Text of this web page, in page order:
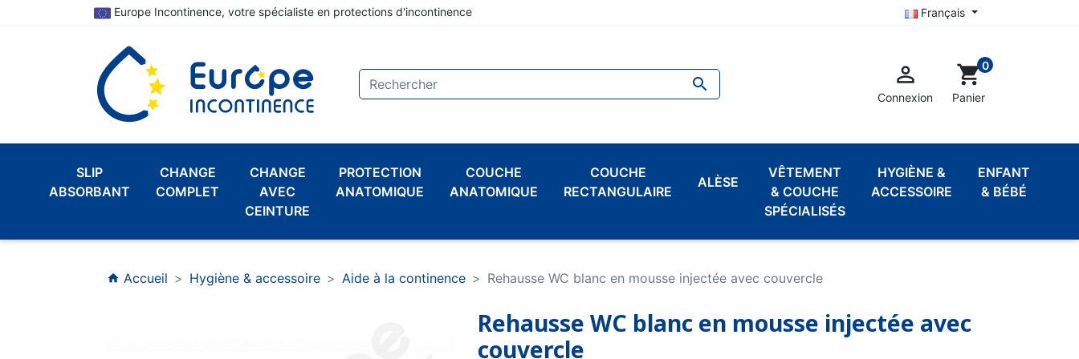
Europe Incontinence, votre spécialiste en protections d'incontinence Français
 
Connexion
shopping_cart0
Panier
SLIP
ABSORBANT
CHANGE
COMPLET
CHANGE
AVEC
CEINTURE
PROTECTION
ANATOMIQUE
COUCHE
ANATOMIQUE
COUCHE
RECTANGULAIRE
ALÈSE
VÊTEMENT
& COUCHE
SPÉCIALISÉS
HYGIÈNE &
ACCESSOIRE
ENFANT
& BÉBÉ
home Accueil Hygiène & accessoire Aide à la continence Rehausse WC blanc en mousse injectée avec couvercle
Rehausse WC blanc en mousse injectée avec
couvercle